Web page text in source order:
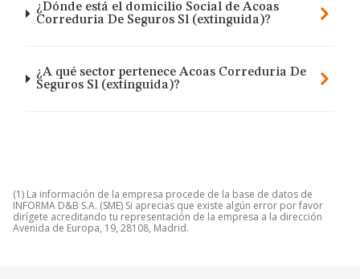
¿Dónde está el domicilio Social de Acoas
Correduria De Seguros Sl (extinguida)?
¿A qué sector pertenece Acoas Correduria De
Seguros Sl (extinguida)?
(1) La información de la empresa procede de la base de datos de
INFORMA D&B S.A. (SME) Si aprecias que existe algún error por favor
dirígete acreditando tu representación de la empresa a la dirección
Avenida de Europa, 19, 28108, Madrid.